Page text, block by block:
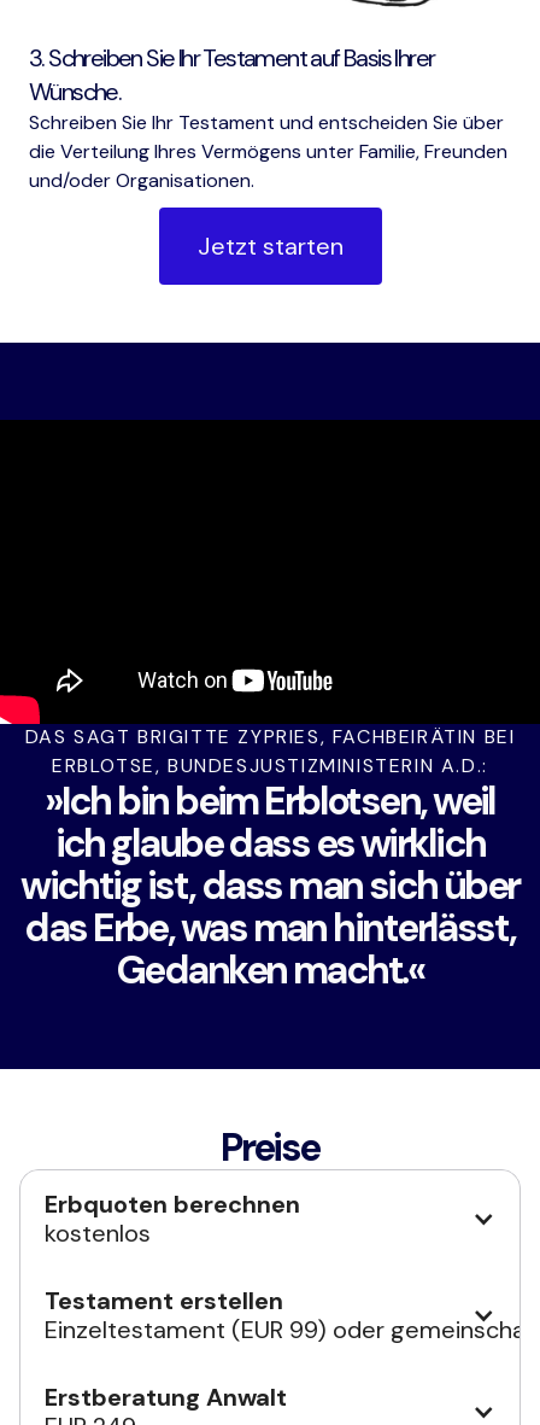
3. Schreiben Sie Ihr Testament auf Basis Ihrer
Wünsche.
Schreiben Sie Ihr Testament und entscheiden Sie über
die Verteilung Ihres Vermögens unter Familie, Freunden
und/oder Organisationen.
Jetzt starten
DAS SAGT BRIGITTE ZYPRIES, FACHBEIRÄTIN BEI
ERBLOTSE, BUNDESJUSTIZMINISTERIN A.D.:
»Ich bin beim Erblotsen, weil
ich glaube dass es wirklich
wichtig ist, dass man sich über
das Erbe, was man hinterlässt,
Gedanken macht.«
Preise
Erbquoten berechnen
kostenlos
Testament erstellen
Einzeltestament (EUR 99) oder
Erstberatung Anwalt